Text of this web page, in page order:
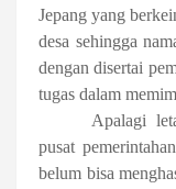
Jepang yang
desa sehingga
dengan disertai
tugas dalam
Apalagi
pusat
belum bisa